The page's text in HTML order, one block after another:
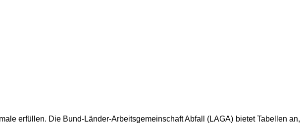
erfüllen. Die Bund-Länder-Arbeitsgemeinschaft Abfall (LAGA) bietet Tabellen an,